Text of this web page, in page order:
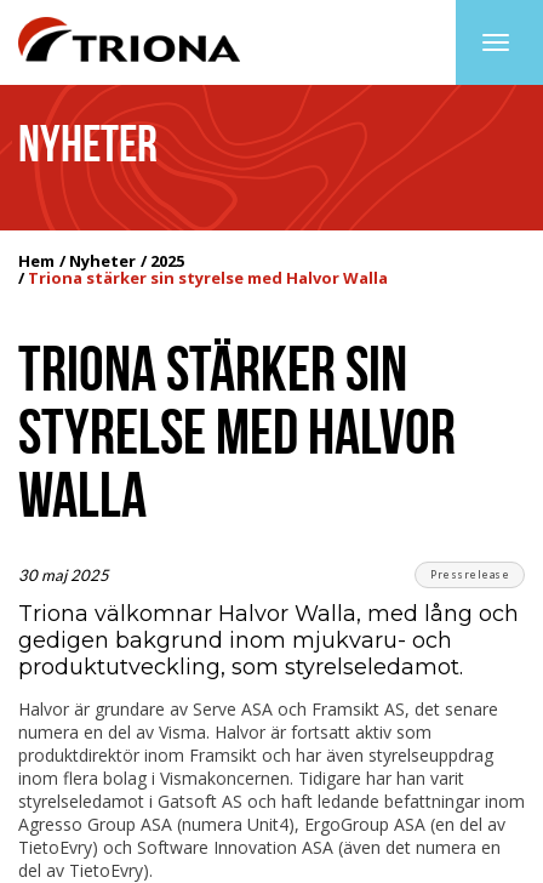
NYHETER
Hem Nyheter 2025
Triona stärker sin styrelse med Halvor Walla
TRIONA STÄRKER SIN
STYRELSE MED HALVOR
WALLA
30 maj 2025 Pressrelease
Triona välkomnar Halvor Walla, med lång och
gedigen bakgrund inom mjukvaru- och
produktutveckling, som styrelseledamot.
Halvor är grundare av Serve ASA och Framsikt AS, det senare
numera en del av Visma. Halvor är fortsatt aktiv som
produktdirektör inom Framsikt och har även styrelseuppdrag
inom flera bolag i Vismakoncernen. Tidigare har han varit
styrelseledamot i Gatsoft AS och haft ledande befattningar inom
Agresso Group ASA (numera Unit4), ErgoGroup ASA (en del av
TietoEvry) och Software Innovation ASA (även det numera en
del av TietoEvry).